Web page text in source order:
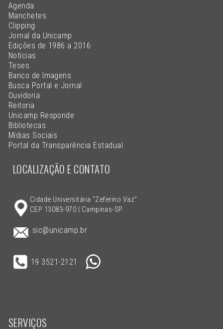
Agenda
Manchetes
Clipping
Jornal da Unicamp
Edições de 1986 a 2016
Notícias
Teses
Banco de Imagens
Busca Portal e Jornal
Ouvidoria
Reitoria
Unicamp Responde
Bibliotecas
Mídias Sociais
Portal da Transparência Estadual
LOCALIZAÇÃO E CONTATO
Cidade Universitária "Zeferino Vaz"
CEP 13083-970 | Campinas-SP
sic@unicamp.br
19 3521-2121
SERVIÇOS